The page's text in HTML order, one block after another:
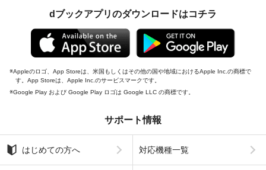
dブックアプリのダウンロードはコチラ
Appleのロゴ、App Storeは、米国もしくはその他の国や地域におけるApple Inc.の商標で
す。App Storeは、Apple Inc.のサービスマークです。
Google Play および Google Play ロゴは Google LLC の商標です。
サポート情報
はじめての方へ 対応機種一覧